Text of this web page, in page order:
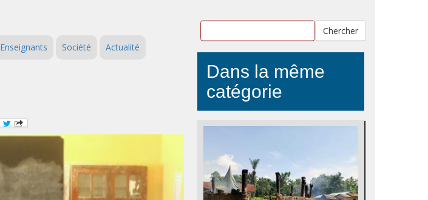
Enseignants Société Actualité
Chercher
Dans la même
catégorie